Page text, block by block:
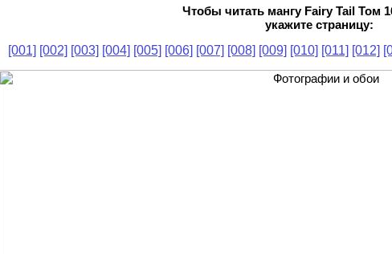
Чтобы читать мангу Fairy Tail Том
укажите страницу:
[001] [002] [003] [004] [005] [006] [007] [008] [009] [010] [011] [012]